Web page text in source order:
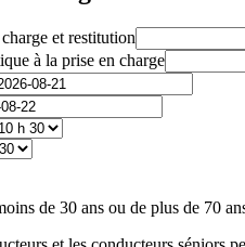
et restitution
à la prise en charge
de 30 ans ou de plus de 70